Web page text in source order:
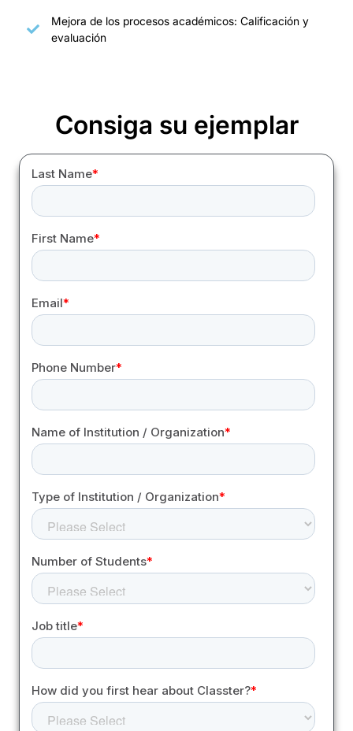
Mejora de los procesos académicos: Calificación y
evaluación
Consiga su ejemplar